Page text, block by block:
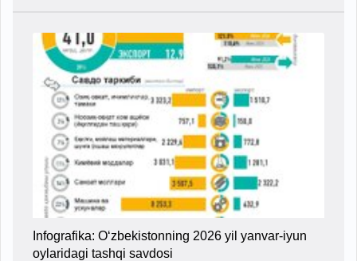
Infografika: O‘zbekistonning 2026 yil yanvar-iyun
oylaridagi tashqi savdosi